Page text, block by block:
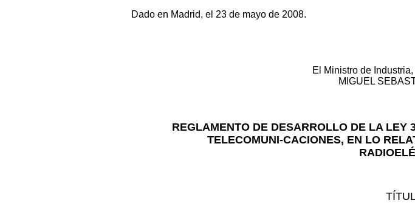
Dado en Madrid, el 23 de mayo de 2008.
El Ministro de
MIGUEL
REGLAMENTO DE DESARROLLO DE LA LEY
TELECOMUNI-CACIONES, EN LO